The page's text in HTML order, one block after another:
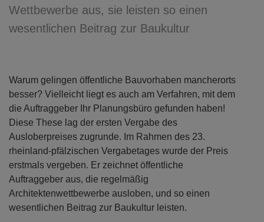
Wettbewerbe aus, sie leisten so einen
wesentlichen Beitrag zur Baukultur
Warum gelingen öffentliche Bauvorhaben mancherorts
besser? Vielleicht liegt es auch am Verfahren, mit dem
die Auftraggeber Ihr Planungsbüro gefunden haben!
Diese These lag der ersten Vergabe des
Ausloberpreises zugrunde. Im Rahmen des 23.
rheinland-pfälzischen Vergabetages wurde der Preis
erstmals vergeben. Er zeichnet öffentliche
Auftraggeber aus, die regelmäßig
Architektenwettbewerbe ausloben, und so einen
wesentlichen Beitrag zur Baukultur leisten.